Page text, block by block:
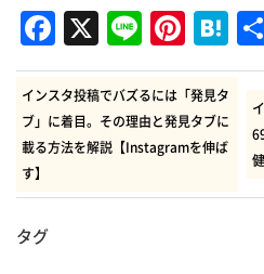
Facebook
X Line
インスタ投稿でバズるには「発見タ
ブ」に着目。その理由と発見タブに
載る方法を解説【Instagramを伸ば
す】
タグ